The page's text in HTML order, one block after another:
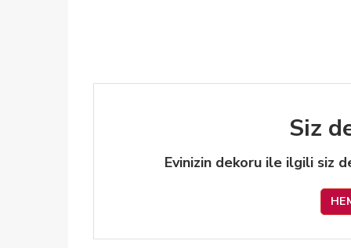
Siz
Evinizin dekoru ile ilgili siz